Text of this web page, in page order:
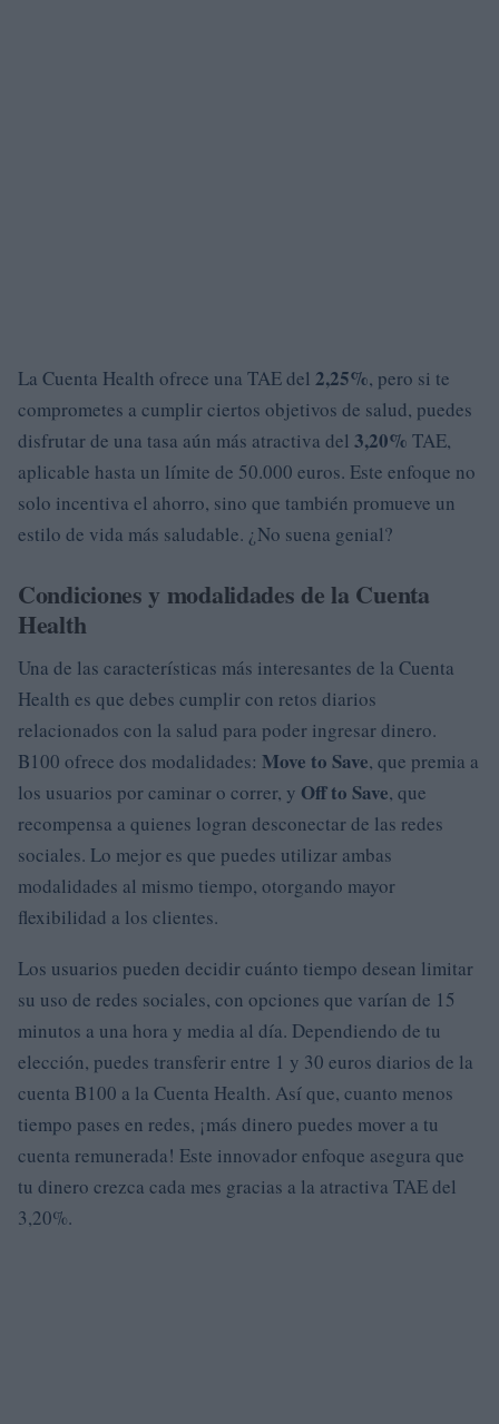
La Cuenta Health ofrece una TAE del 2,25%, pero si te
comprometes a cumplir ciertos objetivos de salud, puedes
disfrutar de una tasa aún más atractiva del 3,20% TAE,
aplicable hasta un límite de 50.000 euros. Este enfoque no
solo incentiva el ahorro, sino que también promueve un
estilo de vida más saludable. ¿No suena genial?
Condiciones y modalidades de la Cuenta
Health
Una de las características más interesantes de la Cuenta
Health es que debes cumplir con retos diarios
relacionados con la salud para poder ingresar dinero.
B100 ofrece dos modalidades: Move to Save, que premia a
los usuarios por caminar o correr, y Off to Save, que
recompensa a quienes logran desconectar de las redes
sociales. Lo mejor es que puedes utilizar ambas
modalidades al mismo tiempo, otorgando mayor
flexibilidad a los clientes.
Los usuarios pueden decidir cuánto tiempo desean limitar
su uso de redes sociales, con opciones que varían de 15
minutos a una hora y media al día. Dependiendo de tu
elección, puedes transferir entre 1 y 30 euros diarios de la
cuenta B100 a la Cuenta Health. Así que, cuanto menos
tiempo pases en redes, ¡más dinero puedes mover a tu
cuenta remunerada! Este innovador enfoque asegura que
tu dinero crezca cada mes gracias a la atractiva TAE del
3,20%.